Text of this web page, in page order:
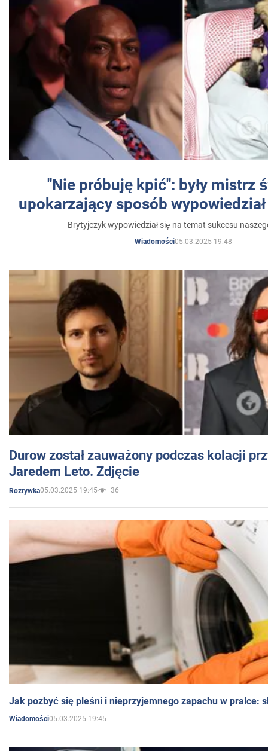
"Nie próbuję kpić": były mistrz
upokarzający sposób
Brytyjczyk wypowiedział się na temat sukcesu
Wiadomości05.03.2025 19:48
Durow został zauważony podczas kolacji
Jaredem Leto. Zdjęcie
Rozrywka05.03.2025 19:45 36
Jak pozbyć się pleśni i nieprzyjemnego zapachu w pralce:
Wiadomości05.03.2025 19:45